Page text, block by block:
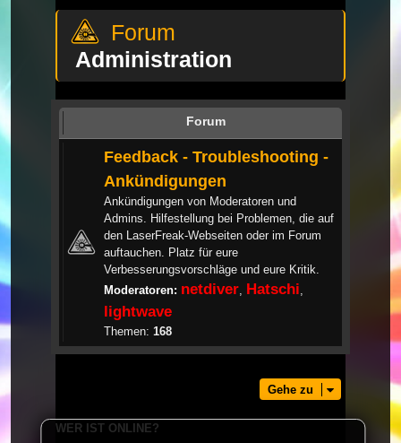
Administration
Forum
Feedback - Troubleshooting -
Ankündigungen
Ankündigungen von Moderatoren und
Admins. Hilfestellung bei Problemen, die auf
den LaserFreak-Webseiten oder im Forum
auftauchen. Platz für eure
Verbesserungsvorschläge und eure Kritik.
Moderatoren: netdiver Hatschi
lightwave
Themen: 168
Gehe zu
WER IST ONLINE?